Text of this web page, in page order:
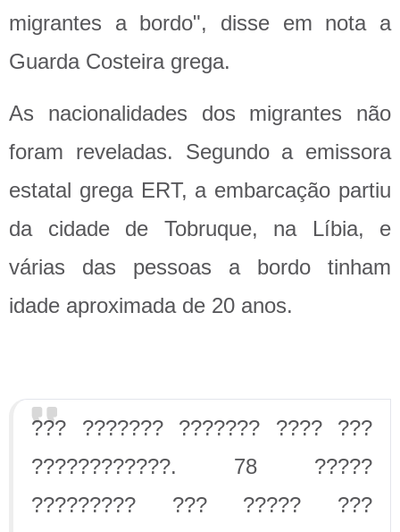
migrantes a bordo", disse em nota a
Guarda Costeira grega.
As nacionalidades dos migrantes não
foram reveladas. Segundo a emissora
estatal grega ERT, a embarcação partiu
da cidade de Tobruque, na Líbia, e
várias das pessoas a bordo tinham
idade aproximada de 20 anos.
??? ??????? ??????? ???? ???
????????????. 78 ?????
????????? ??? ????? ???